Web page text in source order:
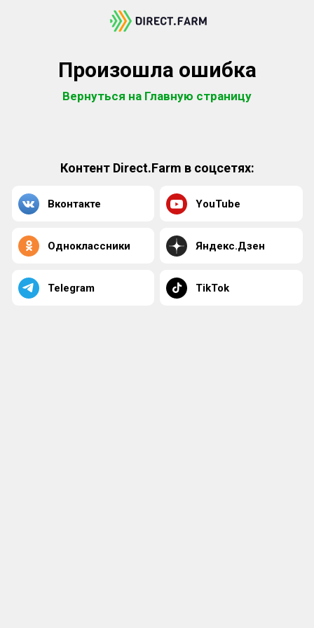
Произошла ошибка
Вернуться на Главную страницу
Контент Direct.Farm в соцсетях:
Вконтакте YouTube
Одноклассники Яндекс.Дзен
Telegram TikTok